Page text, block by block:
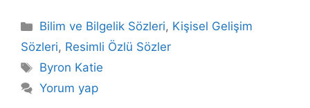
Kategoriler
Bilim ve Bilgelik Sözleri, Kişisel Gelişim
Sözleri, Resimli Özlü Sözler
Etiketler
Byron Katie
Yorum yap